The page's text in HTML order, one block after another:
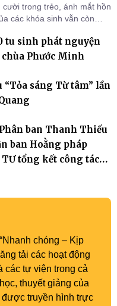
cười trong trẻo, ánh mắt hồn
các khóa sinh vẫn còn
đã trở thành hành
l
tu sinh phát nguyện
chùa Phước Minh
sáng Từ tâm” lần
ban Thanh Thiếu
ban Hoằng pháp
tổng kết công tác
chóng – Kịp
tải các hoạt động
các tự viện trong cả
thuyết giảng của
truyền hình trực